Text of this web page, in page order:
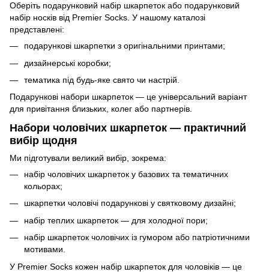
Оберіть подарунковий набір шкарпеток або подарунковий
набір носків від Premier Socks. У нашому каталозі
представлені:
подарункові шкарпетки з оригінальними принтами;
дизайнерські коробки;
тематика під будь-яке свято чи настрій.
Подарункові набори шкарпеток — це універсальний варіант
для привітання близьких, колег або партнерів.
Набори чоловічих шкарпеток — практичний
вибір щодня
Ми підготували великий вибір, зокрема:
набір чоловічих шкарпеток у базових та тематичних
кольорах;
шкарпетки чоловічі подарункові у святковому дизайні;
набір теплих шкарпеток — для холодної пори;
набір шкарпеток чоловічих із гумором або патріотичними
мотивами.
У Premier Socks кожен набір шкарпеток для чоловіків — це